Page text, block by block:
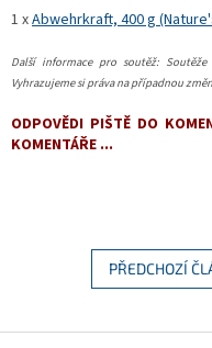
1 xAbwehrkraft, 400 g
Další informace pro soutěž:
Vyhrazujeme si práva na případnou
ODPOVĚDI PIŠTĚ DO
KOMENTÁŘE ...
PŘEDCHOZÍ